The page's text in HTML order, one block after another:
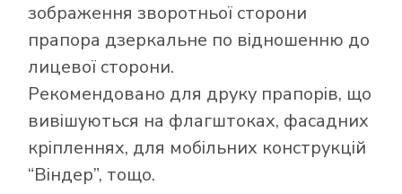
зображення зворотньої сторони
прапора дзеркальне по відношенню до
лицевої сторони.
Рекомендовано для друку прапорів, що
вивішуються на флагштоках, фасадних
кріпленнях, для мобільних конструкцій
“Віндер”, тощо.